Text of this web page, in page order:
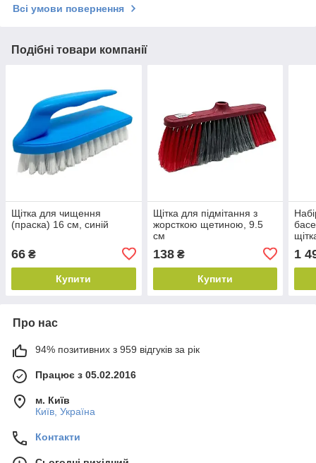
Всі умови повернення
Подібні товари компанії
Щітка для чищення
(праска) 16 см, синій
66 ₴
Купити
Щітка для підмітання з
жорсткою щетиною, 9.5
см
138₴
Купити
1
Про нас
94% позитивних з 959 відгуків за рік
Працює з 05.02.2016
м. Київ
Київ, Україна
Контакти